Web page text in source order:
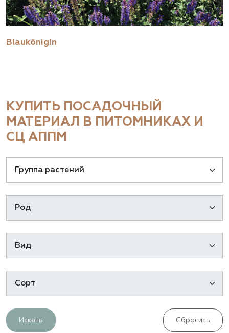
Blaukönigin
КУПИТЬ ПОСАДОЧНЫЙ
МАТЕРИАЛ В ПИТОМНИКАХ И
СЦ АППМ
Искать Сбросить